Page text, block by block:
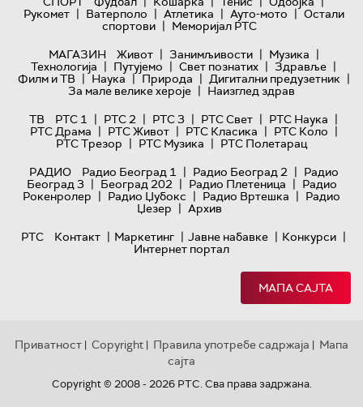
Рукомет | Ватерполо | Атлетика | Ауто-мото | Остали
спортови | Меморијал РТС
МАГАЗИН
Живот | Занимљивости | Музика |
Технологијa | Путујемо | Свет познатих | Здравље |
Филм и ТВ | Наука | Природа | Дигитални предузетник |
За мале велике хероје | Наизглед здрав
ТВ
РТС 1 | РТС 2 | РТС 3 | РТС Свет | РТС Наука |
РТС Драма | РТС Живот | РТС Класика | РТС Коло |
РТС Трезор | РТС Музика | РТС Полетарац
РАДИО
Радио Београд 1 | Радио Београд 2 | Радио
Београд 3 | Београд 202 | Радио Плетеница | Радио
Рокенролер | Радио Џубокс | Радио Вртешка | Радио
Џезер | Архив
РТС
Контакт | Маркетинг | Јавне набавке | Конкурси |
Интернет портал
МАПА САЈТА
Приватност | Copyright | Правила употребе садржаја | Мапа
сајта
Copyright © 2008 - 2026 РТС. Сва права задржана.